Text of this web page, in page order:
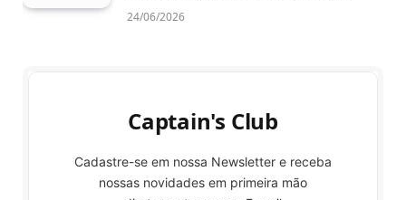
24/06/2026
Captain's Club
Cadastre-se em nossa Newsletter e receba
nossas novidades em primeira mão